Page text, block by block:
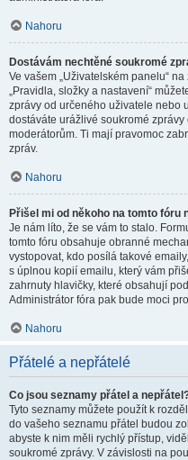
Nahoru
Dostávám nechtěné soukromé
Ve vašem „Uživatelském panelu“
„Pravidla, složky a nastavení“
zprávy od určeného uživatele nebo
dostáváte urážlivé soukromé
moderátorům. Ti mají pravomoc
zpráv.
Nahoru
Přišel mi od někoho na tomto fóru
Je nám líto, že se vám to stalo.
tomto fóru obsahuje obranné
vystopovat, kdo posílá takové
s úplnou kopií emailu, který vám
zahrnuty hlavičky, které obsahují
Administrátor fóra pak bude moci
Nahoru
Přátelé a nepřátelé
Co jsou seznamy přátel a
Tyto seznamy můžete použít k
do vašeho seznamu přátel budou
abyste k nim měli rychlý přístup,
soukromé zprávy. V závislosti na